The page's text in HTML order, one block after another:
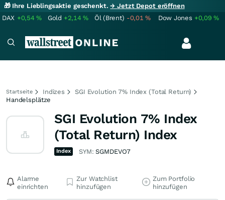
🎁 Ihre Lieblingsaktie geschenkt.→ Jetzt Depot eröffnen
DAX +0,54% Gold +2,14% Öl (Brent) -0,01% Dow Jones +0,09%
Startseite Indizes
SGI Evolution 7% Index (Total Return)
Handelsplätze
SGI Evolution 7% Index
(Total Return) Index
Index SYM:SGMDEVO7
Alarme
einrichten
Zur Watchlist
hinzufügen
Zum Portfolio
hinzufügen